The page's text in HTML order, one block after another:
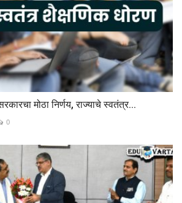
मोठा निर्णय, राज्याचे स्वतंत्र...
0